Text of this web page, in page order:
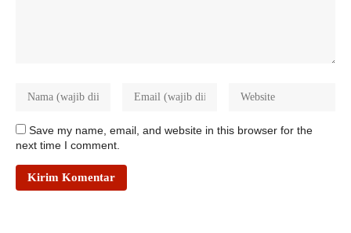
Save my name, email, and website in this browser for the
next time I comment.